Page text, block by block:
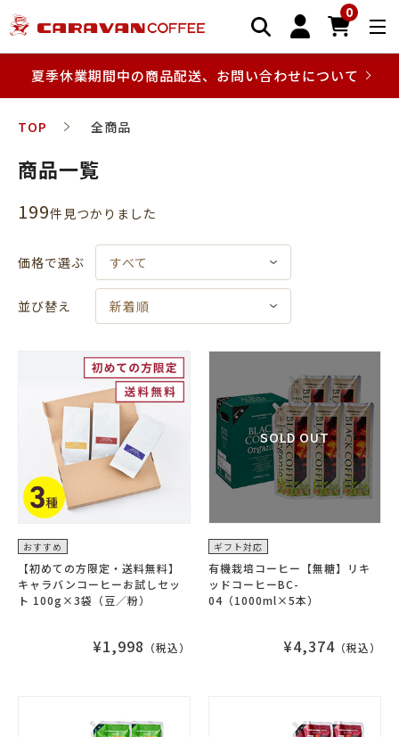
0
夏季休業期間中の商品配送、お問い合わせについて
TOP 全商品
商品一覧
199件⾒つかりました
価格で選ぶ すべて
並び替え 新着順
おすすめ
【初めての方限定・送料無料】
キャラバンコーヒーお試しセッ
ト 100g×3袋（豆／粉）
¥1,998 （税込）
ギフト対応
有機栽培コーヒー【無糖】リキ
ッドコーヒーBC-
04（1000ml×5本）
¥4,374 （税込）